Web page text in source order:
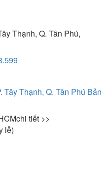
Thạnh, Q. Tân Phú,
Tây Thạnh, Q. Tân Phú Bản
chi tiết >>
lễ)